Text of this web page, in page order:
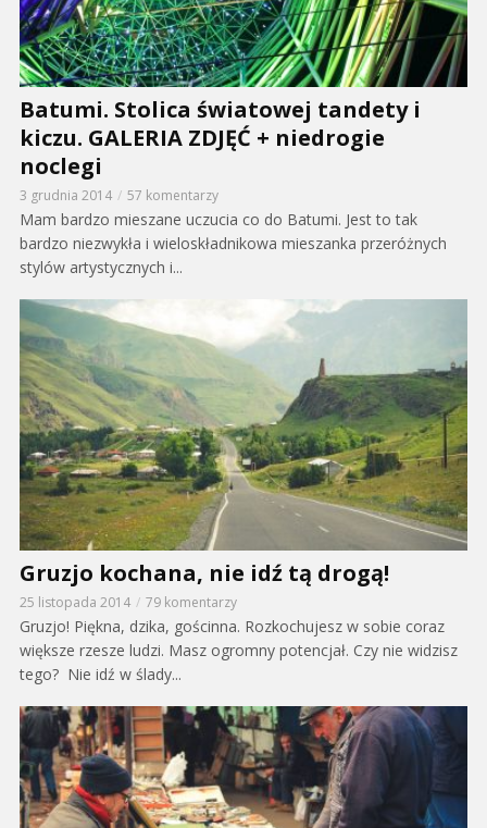
Batumi. Stolica światowej tandety i
kiczu. GALERIA ZDJĘĆ + niedrogie
noclegi
3 grudnia 2014 57 komentarzy
Mam bardzo mieszane uczucia co do Batumi. Jest to tak
bardzo niezwykła i wieloskładnikowa mieszanka przeróżnych
stylów artystycznych i...
Gruzjo kochana, nie idź tą drogą!
25 listopada 2014 79 komentarzy
Gruzjo! Piękna, dzika, gościnna. Rozkochujesz w sobie coraz
większe rzesze ludzi. Masz ogromny potencjał. Czy nie widzisz
tego? Nie idź w ślady...